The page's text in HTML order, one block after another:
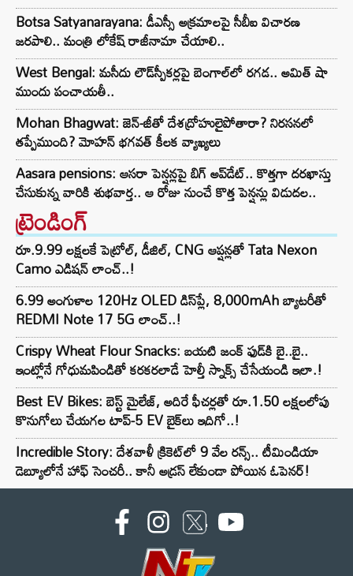
Botsa Satyanarayana: డీఎస్సీ అక్రమాలపై సీబీఐ విచారణ
జరపాలి.. మంత్రి లోకేష్ రాజీనామా చేయాలి..
West Bengal: మసీదు లౌడ్‌స్పీకర్లపై బెంగాల్‌లో రగడ.. అమిత్ షా
ముందు పంచాయతీ..
Mohan Bhagwat: జెన్-జీతో దేశద్రోహులైపోతారా? నిరసనలో
తప్పేముంది? మోహన్ భగవత్ కీలక వ్యాఖ్యలు
Aasara pensions: ఆసరా పెన్షన్లపై బిగ్ అప్‌డేట్.. కొత్తగా దరఖాస్తు
చేసుకున్న వారికి శుభవార్త.. ఆ రోజు నుంచే కొత్త పెన్షన్లు విడుదల..
ట్రెండింగ్‌
రూ.9.99 లక్షలకే పెట్రోల్, డీజిల్, CNG ఆప్షన్లతో Tata Nexon
Camo ఎడిషన్ లాంచ్..!
6.99 అంగుళాల 120Hz OLED డిస్‌ప్లే, 8,000mAh బ్యాటరీతో
REDMI Note 17 5G లాంచ్..!
Crispy Wheat Flour Snacks: బయటి జంక్ ఫుడ్‌కి బై..బై..
ఇంట్లోనే గోధుమపిండితో కరకరలాడే హెల్తీ స్నాక్స్ చేసేయండి ఇలా.!
Best EV Bikes: బెస్ట్ మైలేజ్, అదిరే ఫీచర్లతో రూ.1.50 లక్షలలోపు
కొనుగోలు చేయగల టాప్-5 EV బైక్‌లు ఇదిగో..!
Incredible Story: దేశవాళీ క్రికెట్‌లో 9 వేల రన్స్.. టీమిండియా
డెబ్యూలోనే హాఫ్ సెంచరీ.. కానీ అడ్రస్ లేకుండా పోయిన ఓపెనర్!